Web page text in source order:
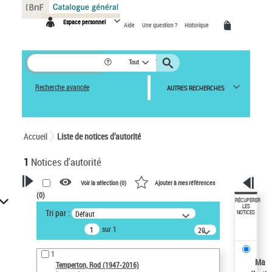
Espace personnel Aide Une question ? Historique
Tout
Recherche avancée AUTRES RECHERCHES
Accueil Liste de notices d’autorité
1 Notices d'autorité
VOTRE RECHERCHE
Recherche avancée dans les
notices d’autorité
Œuvres liées à l'auteur :
Temperton, Rod (1947-2016)
Voir la sélection (0) Ajouter à mes références
(0)
Tri par : Défaut
sur 1
20
résultats/page
1
Temperton, Rod (1947-2016)
RÉCUPÉRER
LES
NOTICES
Ma
Panneau de gestion des cookies